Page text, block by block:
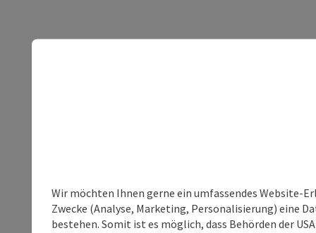
Wir möchten Ihnen gerne ein umfassendes Website-
Zwecke (Analyse, Marketing, Personalisierung) eine
bestehen. Somit ist es möglich, dass Behörden der